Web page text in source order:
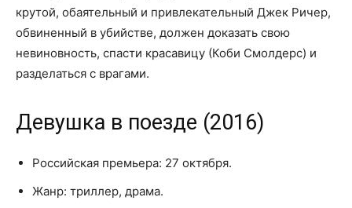
крутой, обаятельный и привлекательный Джек Ричер,
обвиненный в убийстве, должен доказать свою
невиновность, спасти красавицу (Коби Смолдерс) и
разделаться с врагами.
Девушка в поезде (2016)
Российская премьера: 27 октября.
Жанр: триллер, драма.